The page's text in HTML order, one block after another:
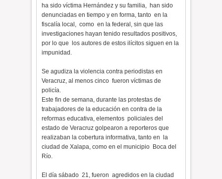
ha sido víctima Hernández y su familia, han sido
denunciadas en tiempo y en forma, tanto en la
fiscalía local, como en la federal, sin que las
investigaciones hayan tenido resultados positivos,
por lo que los autores de estos ilícitos siguen en la
impunidad.
Se agudiza la violencia contra periodistas en
Veracruz, al menos cinco fueron víctimas de
policía.
Este fin de semana, durante las protestas de
trabajadores de la educación en contra de la
reformas educativa, elementos policiales del
estado de Veracruz golpearon a reporteros que
realizaban la cobertura informativa, tanto en la
ciudad de Xalapa, como en el municipio Boca del
Río.
El día sábado 21, fueron agredidos en la ciudad